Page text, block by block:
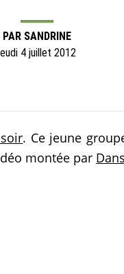
PAR SANDRINE
4 juillet 2012
. Ce jeune
montée par